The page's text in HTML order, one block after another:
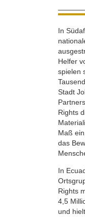
In
Helfer
spielen
Stadt
Rights
Maß
das
In
Rights
4,5
und